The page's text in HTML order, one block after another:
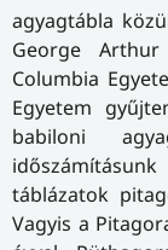
agyagtábla
George
Columbia
Egyetem
babiloni
táblázatok
Vagyis a